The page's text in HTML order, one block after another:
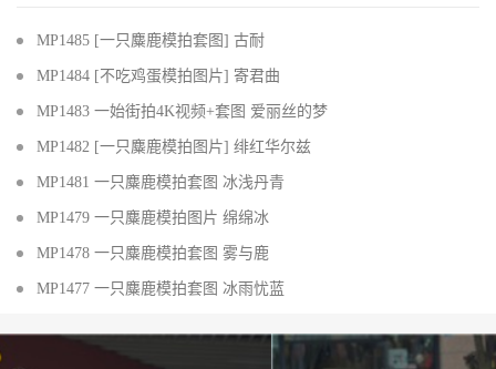
MP1485 [一只麋鹿模拍套图] 古耐
MP1484 [不吃鸡蛋模拍图片] 寄君曲
MP1483 一始街拍4K视频+套图 爱丽丝的梦
MP1482 [一只麋鹿模拍图片] 绯红华尔兹
MP1481 一只麋鹿模拍套图 冰浅丹青
MP1479 一只麋鹿模拍图片 绵绵冰
MP1478 一只麋鹿模拍套图 雾与鹿
MP1477 一只麋鹿模拍套图 冰雨忧蓝